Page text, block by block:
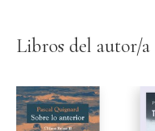
Libros del autor/a